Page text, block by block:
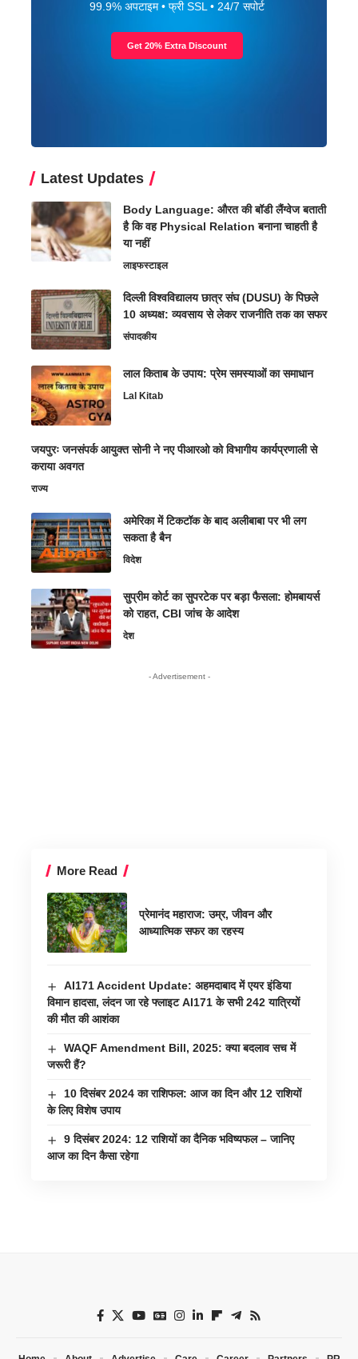
99.9% अपटाइम • फ्री SSL • 24/7 सपोर्ट
Get 20% Extra Discount
Latest Updates
Body Language: औरत की बॉडी लैंग्वेज बताती
है कि वह Physical Relation बनाना चाहती है
या नहीं
लाइफस्टाइल
दिल्ली विश्वविद्यालय छात्र संघ (DUSU) के पिछले
10 अध्यक्ष: व्यवसाय से लेकर राजनीति तक का सफर
संपादकीय
लाल किताब के उपाय: प्रेम समस्याओं का समाधान
Lal Kitab
जयपुरः जनसंपर्क आयुक्त सोनी ने नए पीआरओ को विभागीय कार्यप्रणाली से
कराया अवगत
राज्य
अमेरिका में टिकटॉक के बाद अलीबाबा पर भी लग
सकता है बैन
विदेश
सुप्रीम कोर्ट का सुपरटेक पर बड़ा फैसला: होमबायर्स
को राहत, CBI जांच के आदेश
देश
- Advertisement -
More Read
प्रेमानंद महाराज: उम्र, जीवन और
आध्यात्मिक सफर का रहस्य
AI171 Accident Update: अहमदाबाद में एयर इंडिया
विमान हादसा, लंदन जा रहे फ्लाइट AI171 के सभी 242 यात्रियों
की मौत की आशंका
WAQF Amendment Bill, 2025: क्या बदलाव सच में
जरूरी हैं?
10 दिसंबर 2024 का राशिफल: आज का दिन और 12 राशियों
के लिए विशेष उपाय
9 दिसंबर 2024: 12 राशियों का दैनिक भविष्यफल – जानिए
आज का दिन कैसा रहेगा